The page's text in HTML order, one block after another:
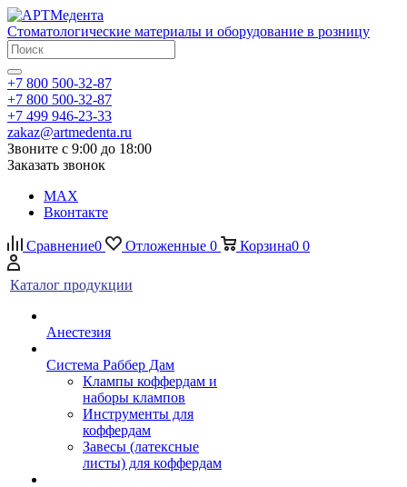
Стоматологические материалы и оборудование в розницу
+7 800 500-32-87
+7 800 500-32-87
+7 499 946-23-33
zakaz@artmedenta.ru
Звоните с 9:00 до 18:00
Заказать звонок
MAX
Вконтакте
Сравнение0 Отложенные 0 Корзина0 0
Каталог продукции
Анестезия
Система Раббер Дам
Клампы коффердам и
наборы клампов
Инструменты для
коффердам
Завесы (латексные
листы) для коффердам